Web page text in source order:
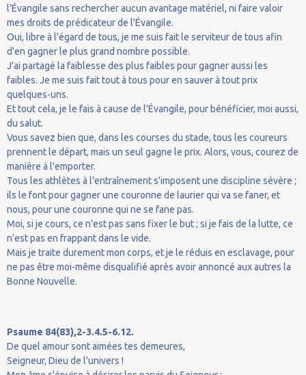
l'Évangile sans rechercher aucun avantage matériel, ni faire valoir
mes droits de prédicateur de l'Évangile.
Oui, libre à l'égard de tous, je me suis fait le serviteur de tous afin
d'en gagner le plus grand nombre possible.
J'ai partagé la faiblesse des plus faibles pour gagner aussi les
faibles. Je me suis fait tout à tous pour en sauver à tout prix
quelques-uns.
Et tout cela, je le fais à cause de l'Évangile, pour bénéficier, moi aussi,
du salut.
Vous savez bien que, dans les courses du stade, tous les coureurs
prennent le départ, mais un seul gagne le prix. Alors, vous, courez de
manière à l'emporter.
Tous les athlètes à l'entraînement s'imposent une discipline sévère ;
ils le font pour gagner une couronne de laurier qui va se faner, et
nous, pour une couronne qui ne se fane pas.
Moi, si je cours, ce n'est pas sans fixer le but ; si je fais de la lutte, ce
n'est pas en frappant dans le vide.
Mais je traite durement mon corps, et je le réduis en esclavage, pour
ne pas être moi-même disqualifié après avoir annoncé aux autres la
Bonne Nouvelle.
Psaume 84(83),2-3.4.5-6.12.
De quel amour sont aimées tes demeures,
Seigneur, Dieu de l'univers !